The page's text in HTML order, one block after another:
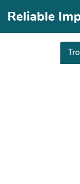
Aller au contenu
Reliable